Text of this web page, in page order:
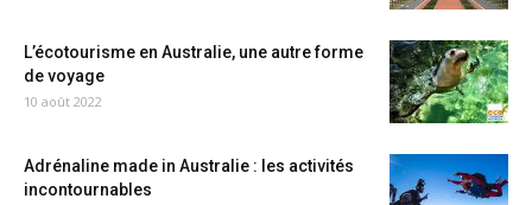
L’écotourisme en Australie, une autre forme
de voyage
10 août 2022
Adrénaline made in Australie : les activités
incontournables